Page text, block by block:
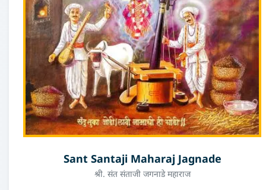
Sant Santaji Maharaj Jagnade
श्री. संत संताजी जगनाडे महाराज